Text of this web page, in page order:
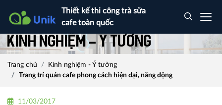
Thiết kế thi công trà sữa
cafe toàn quốc
Kinh nghiệm - Ý tưởng
Trang chủ
Kinh nghiệm - Ý tưởng
Trang trí quán cafe phong cách hiện đại, năng động
11/03/2017